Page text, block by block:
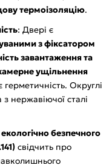
термоізоляцію.
: Двері є
з фіксатором
завантаження та
ущільнення
герметичність. Округлі
нержавіючої сталі
екологічно безпечного
свідчить про